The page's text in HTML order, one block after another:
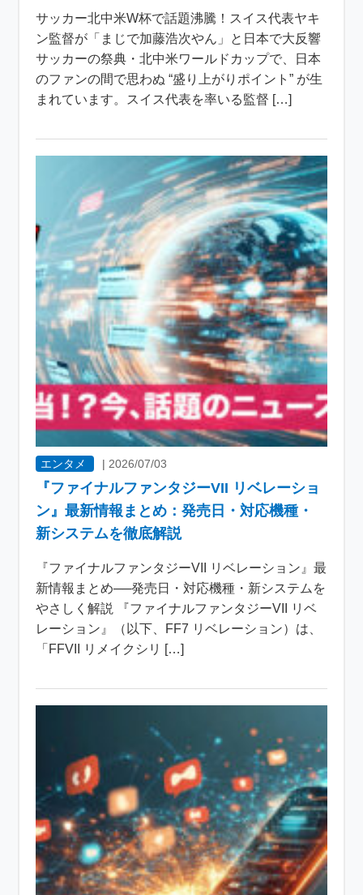
サッカー北中米W杯で話題沸騰！スイス代表ヤキ
ン監督が「まじで加藤浩次やん」と日本で大反響
サッカーの祭典・北中米ワールドカップで、日本
のファンの間で思わぬ “盛り上がりポイント” が生
まれています。スイス代表を率いる監督 […]
エンタメ | 2026/07/03
『ファイナルファンタジーVII リベレーショ
ン』最新情報まとめ：発売日・対応機種・
新システムを徹底解説
『ファイナルファンタジーVII リベレーション』最
新情報まとめ──発売日・対応機種・新システムを
やさしく解説 『ファイナルファンタジーVII リベ
レーション』（以下、FF7 リベレーション）は、
「FFVII リメイクシリ […]